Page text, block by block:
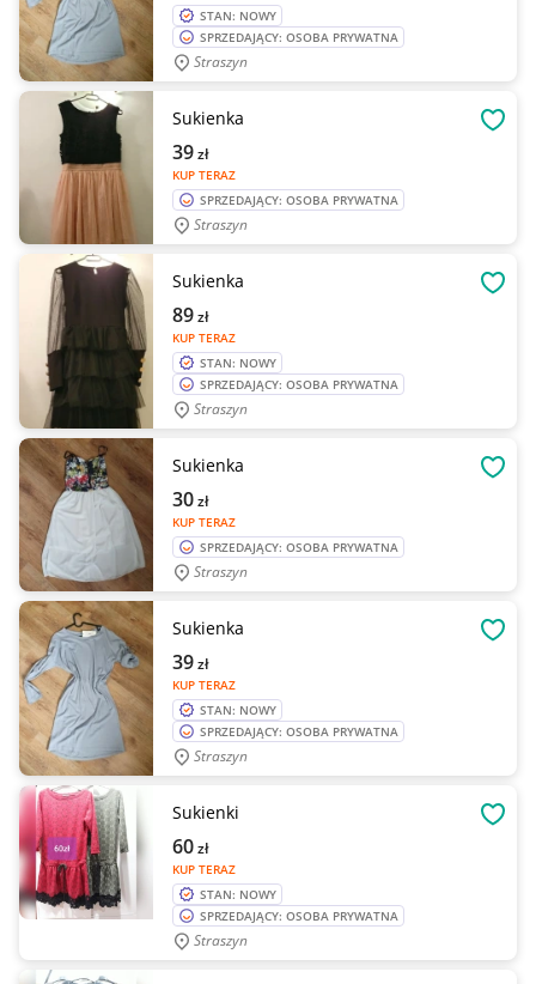
STAN: NOWY
SPRZEDAJĄCY: OSOBA PRYWATNA
Straszyn
Sukienka
KUP TERAZ
39zł
SPRZEDAJĄCY: OSOBA PRYWATNA
Straszyn
Sukienka
KUP TERAZ
89zł
STAN: NOWY
SPRZEDAJĄCY: OSOBA PRYWATNA
Straszyn
Sukienka
KUP TERAZ
30zł
SPRZEDAJĄCY: OSOBA PRYWATNA
Straszyn
Sukienka
KUP TERAZ
39zł
STAN: NOWY
SPRZEDAJĄCY: OSOBA PRYWATNA
Straszyn
Sukienki
KUP TERAZ
60zł
STAN: NOWY
SPRZEDAJĄCY: OSOBA PRYWATNA
Straszyn